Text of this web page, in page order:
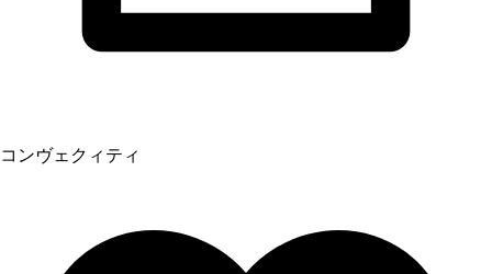
コンヴェクィティ